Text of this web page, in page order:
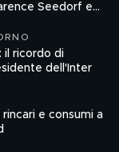
Seedorf e
il ricordo di
dell'Inter
e consumi a